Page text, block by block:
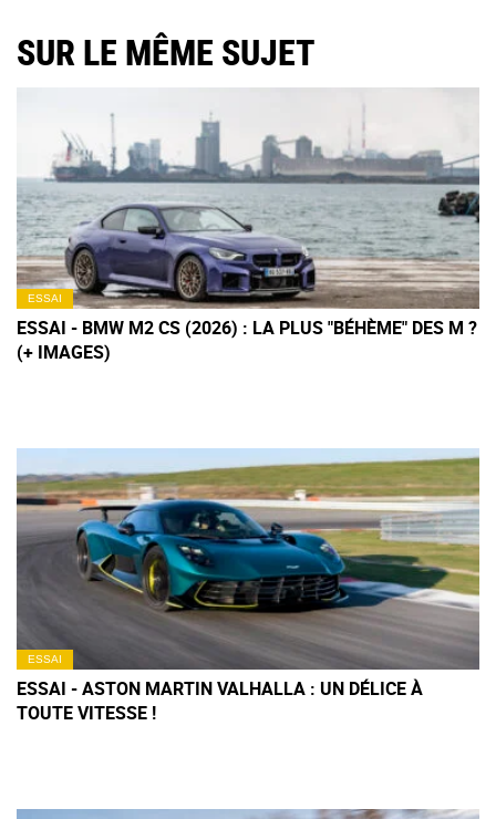
SUR LE MÊME SUJET
ESSAI
ESSAI - BMW M2 CS (2026) : LA PLUS "BÉHÈME" DES M ?
(+ IMAGES)
ESSAI
ESSAI - ASTON MARTIN VALHALLA : UN DÉLICE À
TOUTE VITESSE !